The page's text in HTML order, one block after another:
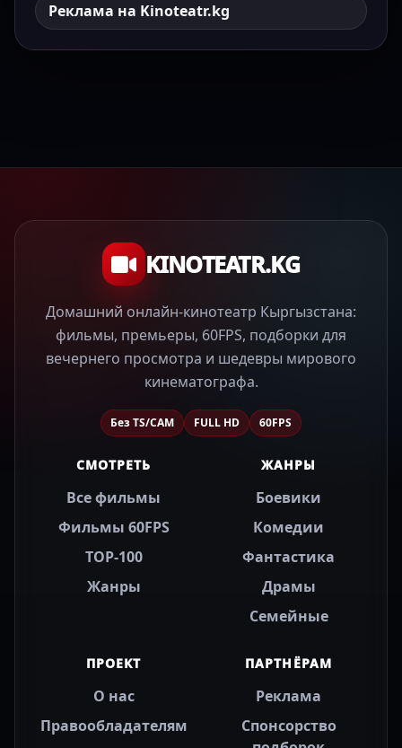
Реклама на Kinoteatr.kg
KINOTEATR.KG
Домашний онлайн-кинотеатр Кыргызстана:
фильмы, премьеры, 60FPS, подборки для
вечернего просмотра и шедевры мирового
кинематографа.
Без TS/CAM FULL HD 60FPS
СМОТРЕТЬ
Все фильмы
Фильмы 60FPS
TOP-100
Жанры
ЖАНРЫ
Боевики
Комедии
Фантастика
Драмы
Семейные
ПРОЕКТ
О нас
Правообладателям
ПАРТНЁРАМ
Реклама
Спонсорство